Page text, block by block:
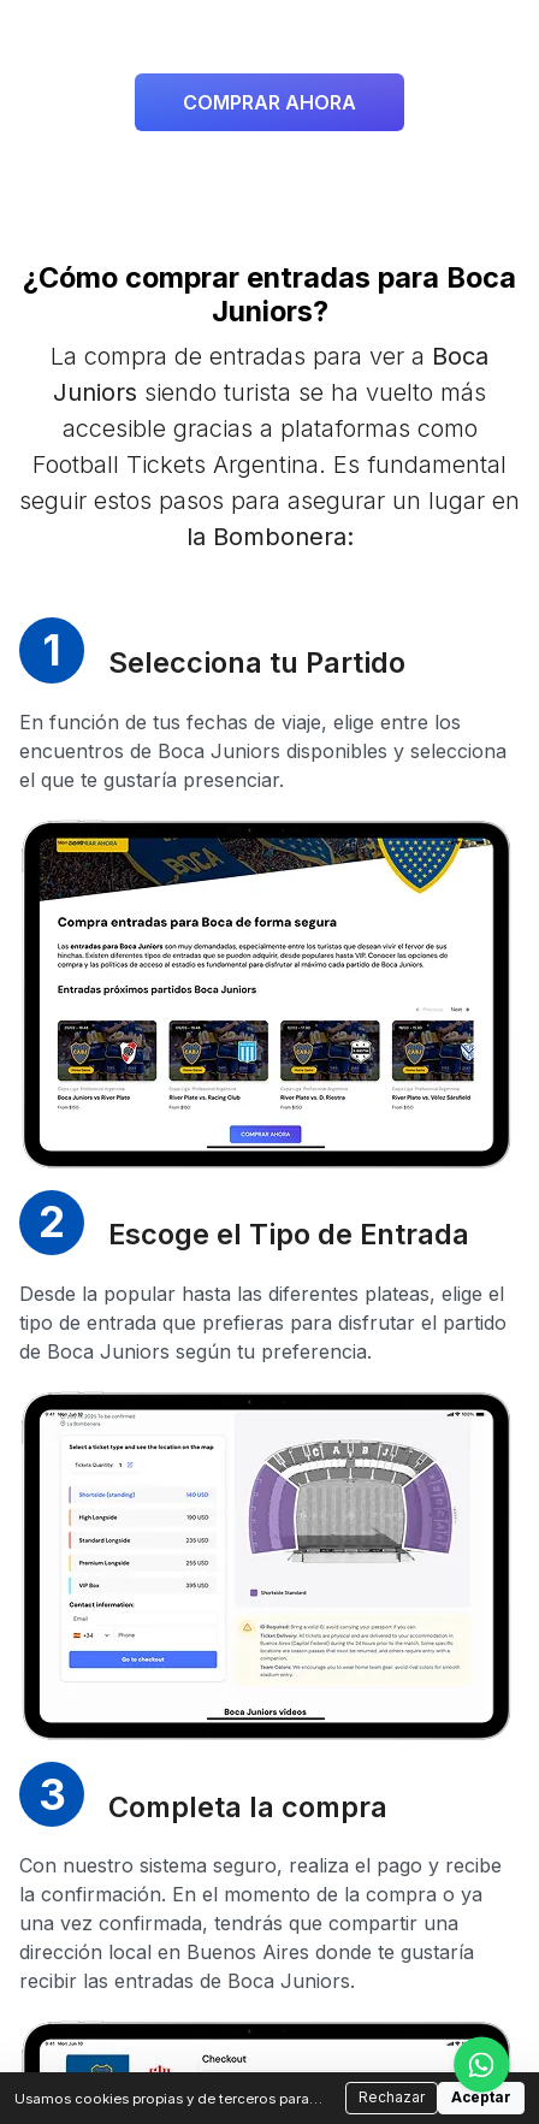
COMPRAR AHORA
¿Cómo comprar entradas para Boca
Juniors?
La compra de entradas para ver a Boca
Juniors siendo turista se ha vuelto más
accesible gracias a plataformas como
Football Tickets Argentina. Es fundamental
seguir estos pasos para asegurar un lugar en
la Bombonera:
1 Selecciona tu Partido
En función de tus fechas de viaje, elige entre los
encuentros de Boca Juniors disponibles y selecciona
el que te gustaría presenciar.
2 Escoge el Tipo de Entrada
Desde la popular hasta las diferentes plateas, elige el
tipo de entrada que prefieras para disfrutar el partido
de Boca Juniors según tu preferencia.
3 Completa la compra
Con nuestro sistema seguro, realiza el pago y recibe
la confirmación. En el momento de la compra o ya
una vez confirmada, tendrás que compartir una
dirección local en Buenos Aires donde te gustaría
recibir las entradas de Boca Juniors.
Usamos cookies propias y de terceros para
Rechazar Aceptar